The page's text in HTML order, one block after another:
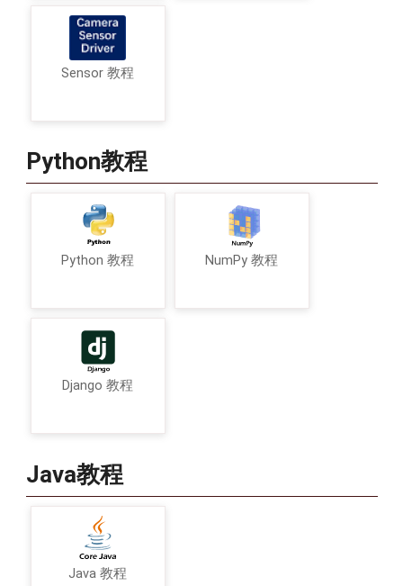
Sensor 教程
Python教程
Python 教程 NumPy 教程
Django 教程
Java教程
Java 教程